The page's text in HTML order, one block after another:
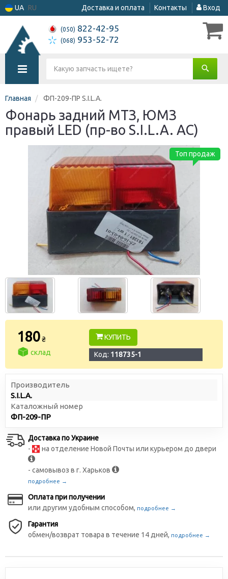
UA RU Доставка и оплата Контакты Вход
(050) 822-42-95
(068) 953-52-72
Главная ФП-209-ПР S.I.L.A.
Фонарь задний МТЗ, ЮМЗ
правый LED (пр-во S.I.L.A. AC)
Топ продаж
180₴
склад
КУПИТЬ
Код: 118735-1
Производитель
S.I.L.A.
Каталожный номер
ФП-209-ПР
Доставка по Украине
-
на отделение Новой Почты или курьером до двери
- самовывоз в г. Харьков
подробнее →
Оплата при получении
или другим удобным способом, подробнее →
Гарантия
обмен/возврат товара в течение 14 дней, подробнее →